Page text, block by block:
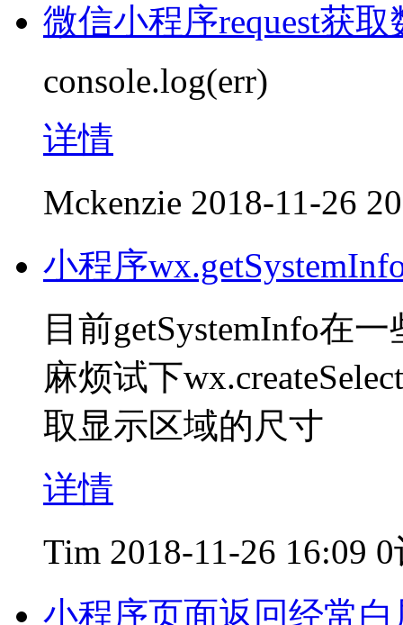
微信小程序request获取
console.log(err)
详情
Mckenzie 2018-11-26
小程序
目前getSystemInfo在
麻烦试下
取显示区域的尺寸
详情
Tim 2018-11-26 16:09
小程序页面返回经常白